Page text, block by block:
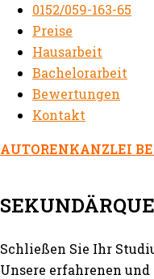
0152/059-163-65
Preise
Hausarbeit
Bachelorarbeit
Bewertungen
Kontakt
AUTORENKANZLEI
Schließen Sie Ihr
Unsere erfahrenen